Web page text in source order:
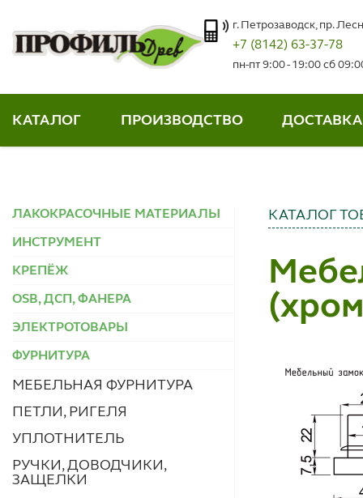
г. Петрозаводск, пр.
+7 (8142) 63-37-78
пн-пт 9:00 - 19:00 сб
КАТАЛОГ ПРОИЗВОДСТВО
ЛАКОКРАСОЧНЫЕ МАТЕРИАЛЫ
ИНСТРУМЕНТ
КРЕПЁЖ
OSB, ДСП, ФАНЕРА
ЭЛЕКТРОТОВАРЫ
ФУРНИТУРА
МЕБЕЛЬНАЯ ФУРНИТУРА
ПЕТЛИ, РИГЕЛЯ
УПЛОТНИТЕЛЬ
РУЧКИ, ДОВОДЧИКИ,
ЗАЩЕЛКИ
КАТАЛОГ